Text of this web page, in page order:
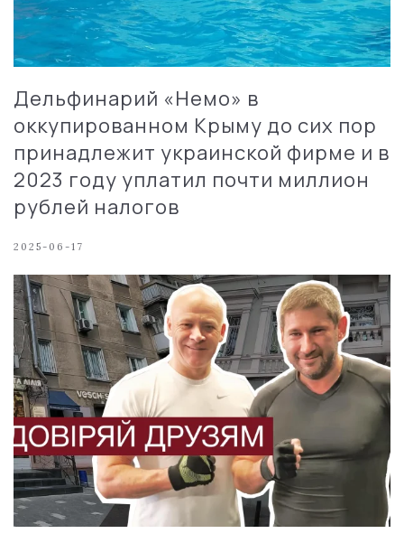
Дельфинарий «Немо» в
оккупированном Крыму до сих пор
принадлежит украинской фирме и в
2023 году уплатил почти миллион
рублей налогов
2025-06-17